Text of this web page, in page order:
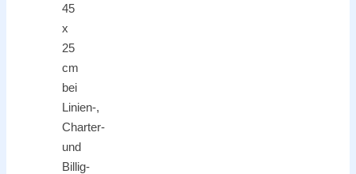
45
x
25
cm
bei
Linien-,
Charter-
und
Billig-